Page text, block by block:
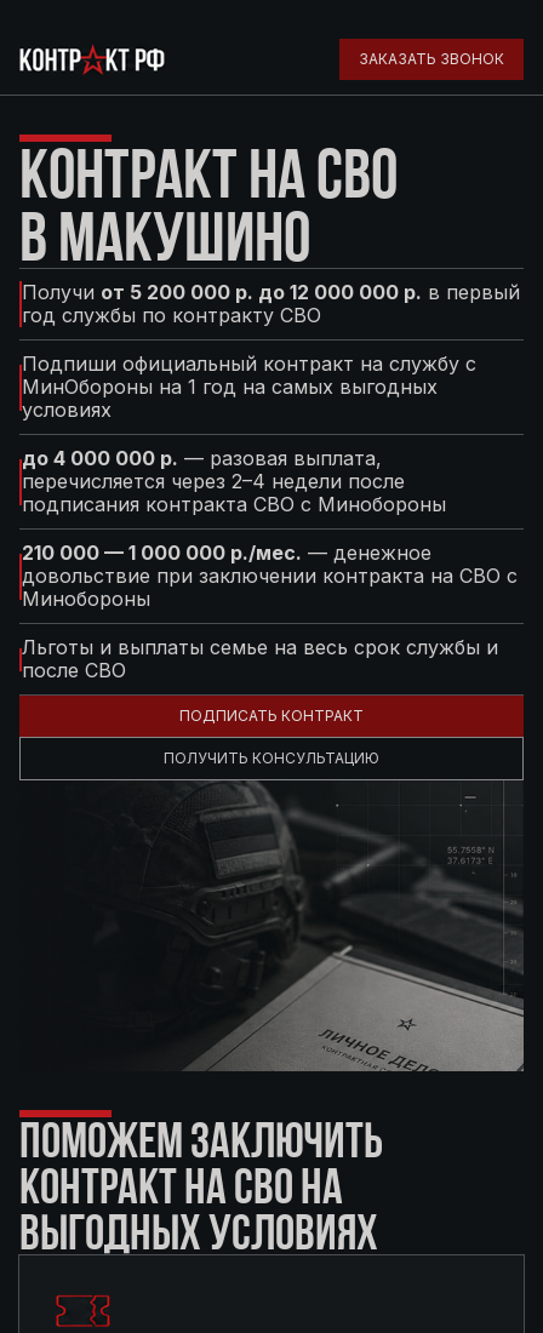
ЗАКАЗАТЬ ЗВОНОК
КОНТРАКТ НА СВО
В МАКУШИНО
Получи от 5 200 000 р. до 12 000 000 р. в первый
год службы по контракту СВО
Подпиши официальный контракт на службу с
МинОбороны на 1 год на самых выгодных
условиях
до 4 000 000 р. — разовая выплата,
перечисляется через 2–4 недели после
подписания контракта СВО с Минобороны
210 000 — 1 000 000 р./мес. — денежное
довольствие при заключении контракта на СВО с
Минобороны
Льготы и выплаты семье на весь срок службы и
после СВО
ПОДПИСАТЬ КОНТРАКТ
ПОЛУЧИТЬ КОНСУЛЬТАЦИЮ
ПОМОЖЕМ ЗАКЛЮЧИТЬ
КОНТРАКТ НА СВО НА
ВЫГОДНЫХ УСЛОВИЯХ